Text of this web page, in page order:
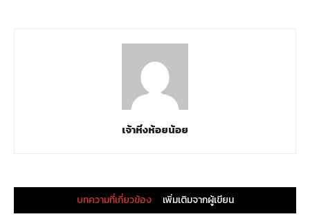
เจ้าหิ่งห้อยน้อย
บทความที่เกี่ยวข้อง เพิ่มเติมจากผู้เขียน